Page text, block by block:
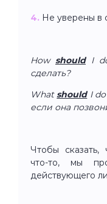
4. Не уверены в
How shouldI
сделать?
WhatshouldI do
если она
Чтобы сказать,
что-то, мы
действующего